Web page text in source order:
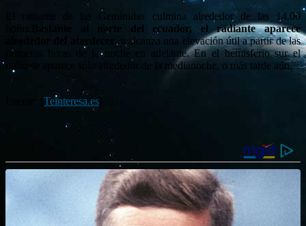
El radiante de las Gemínidas culmina alrededor de las 14.00
Bastante al norte del ecuador, el radiante aparece
, y alcanza una elevación útil a partir de las
primeras horas de la noche en adelante. En el hemisferio sur el
radiante aparece sólo alrededor de la medianoche, o más tarde aún.
Teinteresa.es